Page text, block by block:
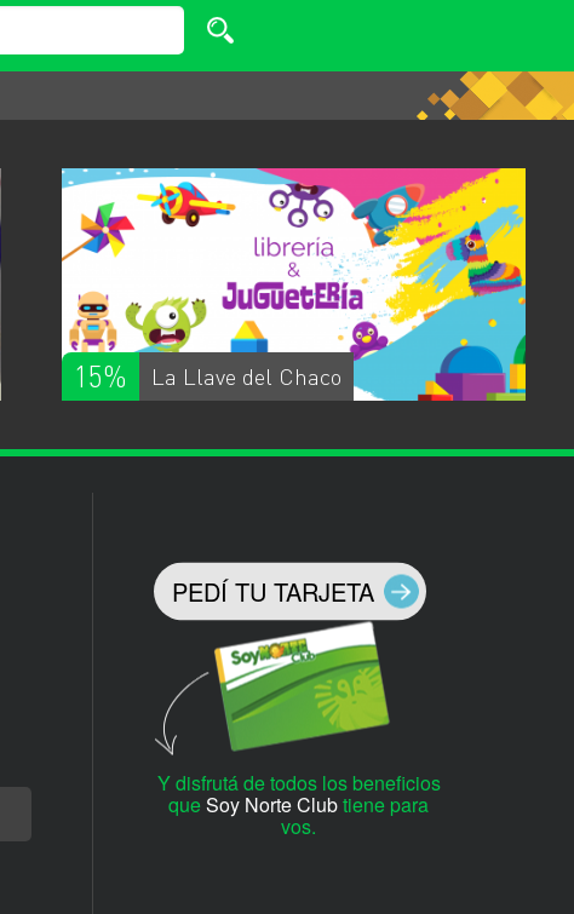
15% La Llave del Chaco
PEDÍ TU TARJETA
Y disfrutá de todos los beneficios
queSoy Norte Clubtiene para
vos.